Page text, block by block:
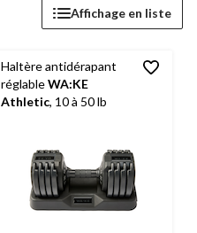
Affichage en liste
Haltère antidérapant
réglableWA:KE
Athletic, 10 à 50 lb